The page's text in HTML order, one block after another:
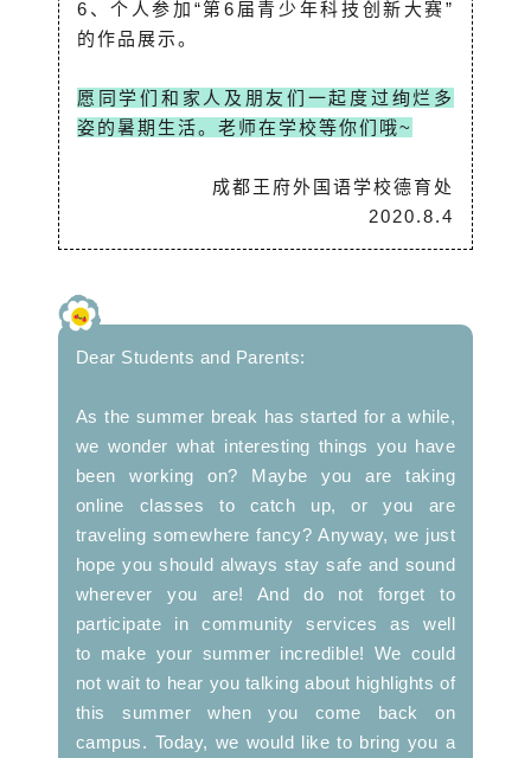
6、个人参加“第6届青少年科技创新大赛”
的作品展示。
愿同学们和家人及朋友们一起度过绚烂多
姿的暑期生活。老师在学校等你们哦~
成都王府外国语学校德育处
2020.8.4
Dear Students and Parents:
As the summer break has started for a while,
we wonder what interesting things you have
been working on? Maybe you are taking
online classes to catch up, or you are
traveling somewhere fancy? Anyway, we just
hope you should always stay safe and sound
wherever you are! And do not forget to
participate in community services as well
to make your summer incredible! We could
not wait to hear you talking about highlights of
this summer when you come back on
campus. Today, we would like to bring you a